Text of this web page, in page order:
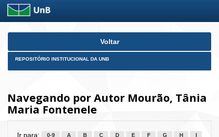
Skip
Voltar
REPOSITÓRIO INSTITUCIONAL DA UNB
Navegando por Autor Mourão, Tânia
Maria Fontenele
Ir para: 0-9 A B C D E F G H